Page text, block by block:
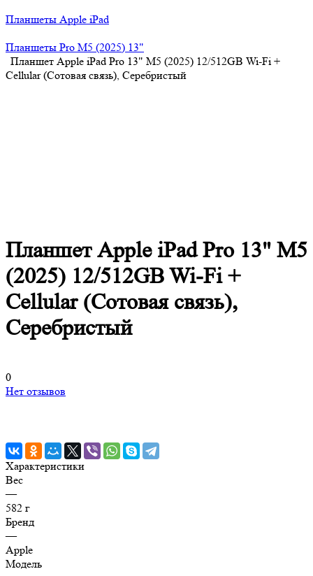
Планшеты Apple iPad
Планшеты Pro M5 (2025) 13"
Планшет Apple iPad Pro 13" M5 (2025) 12/512GB Wi-Fi +
Cellular (Сотовая связь), Серебристый
Планшет Apple iPad Pro 13" M5
(2025) 12/512GB Wi-Fi +
Cellular (Сотовая связь),
Серебристый
0
Нет отзывов
Характеристики
Вес
—
582 г
Бренд
—
Apple
Модель